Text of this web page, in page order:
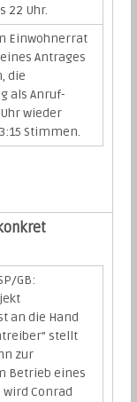
22 Uhr.
Einwohnerrat
Antrages
die
als Anruf-
wieder
Stimmen.
GB:
an die Hand
stellt
zur
Betrieb eines
Conrad